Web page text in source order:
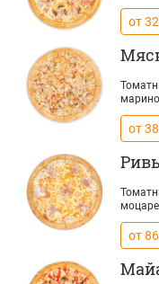
от
от
от